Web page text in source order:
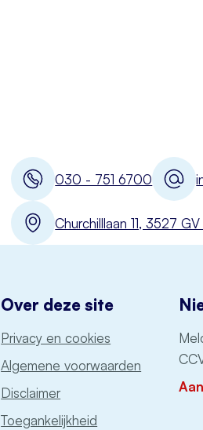
030 - 751 6700
Churchilllaan 11, 3527
Over deze site
Privacy en cookies
Algemene voorwaarden
Disclaimer
Toegankelijkheid